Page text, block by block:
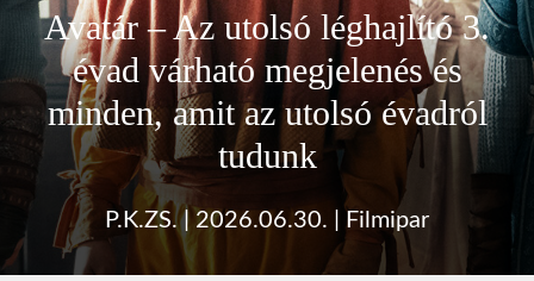
Avatár – Az utolsó léghajlító 3.
évad várható megjelenés és
minden, amit az utolsó évadról
tudunk
P.K.ZS.| 2026.06.30. Filmipar